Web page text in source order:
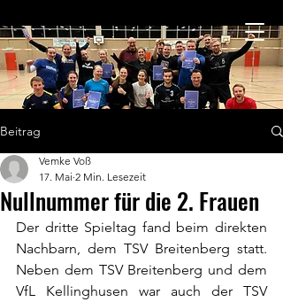
Beitrag
Nullnummer für die 2. Frauen
Vemke Voß
17. Mai 2 Min. Lesezeit
Der dritte Spieltag fand beim direkten
Nachbarn, dem TSV Breitenberg statt.
Neben dem TSV Breitenberg und dem
VfL Kellinghusen war auch der TSV